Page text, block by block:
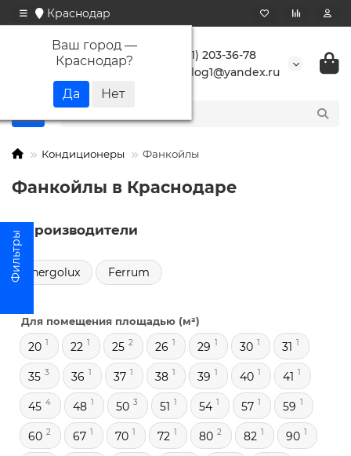
Краснодар
Ваш город —
Краснодар?
+7 (861) 203-36-78
buranlog1@yandex.ru
Кондиционеры Фанкойлы
Фанкойлы в Краснодаре
Производители
Energolux Ferrum
Для помещения площадью (м²)
20 1 22 1 25 2 26 1 29 1 30 1 31 1
35 3 36 1 37 1 38 1 39 1 40 1 41 1
45 4 48 1 50 3 51 1 54 1 57 1 59 1
60 2 67 1 70 1 72 1 80 2 82 1 90 1